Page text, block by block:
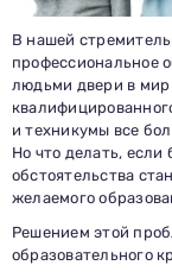
В нашей
профессиональное
людьми двери в мир
и техникумы все
Но что делать,
обстоятельства
желаемого
Решением этой
образовательного